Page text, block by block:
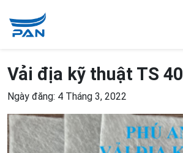
Vải địa kỹ thuật TS 40
Ngày đăng: 4 Tháng 3, 2022